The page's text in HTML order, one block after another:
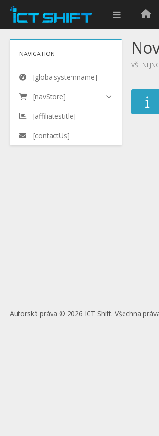
NAVIGATION
[globalsystemname]
[navStore]
[affiliatestitle]
[contactUs]
VŠE
Autorská práva © 2026 ICT Shift. Všechna